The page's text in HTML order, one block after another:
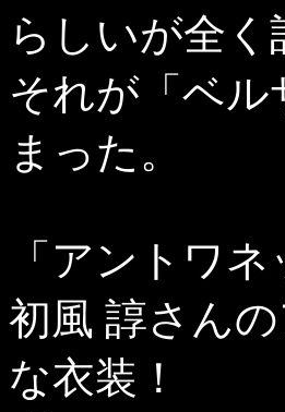
らしいが全
それが「ベ
まった。
「アントワ
初風 諄さん
な衣装！